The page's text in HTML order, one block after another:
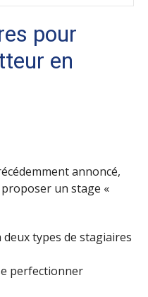
pour
en
annoncé,
un stage «
deux types de stagiaires
perfectionner